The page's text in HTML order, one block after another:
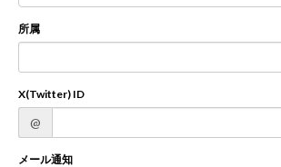
所属
X(Twitter) ID
@
メール通知